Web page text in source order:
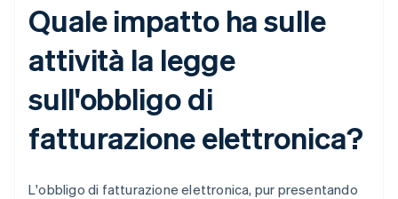
Quale impatto ha sulle
attività la legge
sull'obbligo di
fatturazione elettronica?
L'obbligo di fatturazione elettronica, pur presentando